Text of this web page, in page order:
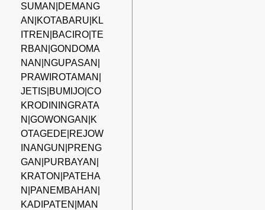
SUMAN|DEMANG
AN|KOTABARU|KL
ITREN|BACIRO|TE
RBAN|GONDOMA
NAN|NGUPASAN|
PRAWIROTAMAN|
JETIS|BUMIJO|CO
KRODININGRATA
N|GOWONGAN|K
OTAGEDE|REJOW
INANGUN|PRENG
GAN|PURBAYAN|
KRATON|PATEHA
N|PANEMBAHAN|
KADIPATEN|MAN